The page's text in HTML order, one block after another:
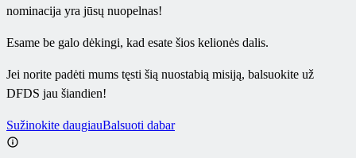
nominacija yra jūsų nuopelnas!
Esame be galo dėkingi, kad esate šios kelionės dalis.
Jei norite padėti mums tęsti šią nuostabią misiją, balsuokite už
DFDS jau šiandien!
Sužinokite daugiauBalsuoti dabar